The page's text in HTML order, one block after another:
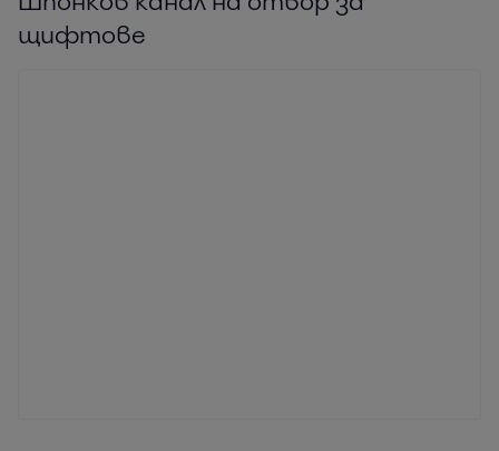
щифтове